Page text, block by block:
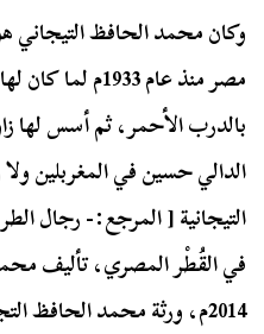
وكان محمد الحافظ التيجاني
مصر منذ عام
الدالي حسين في المغربلين
التيجانية [ المرجع:- رجال
في القُطْر المصري، تأليف
2014م، ورثة محمد الحافظ التجاني، ص144 ].